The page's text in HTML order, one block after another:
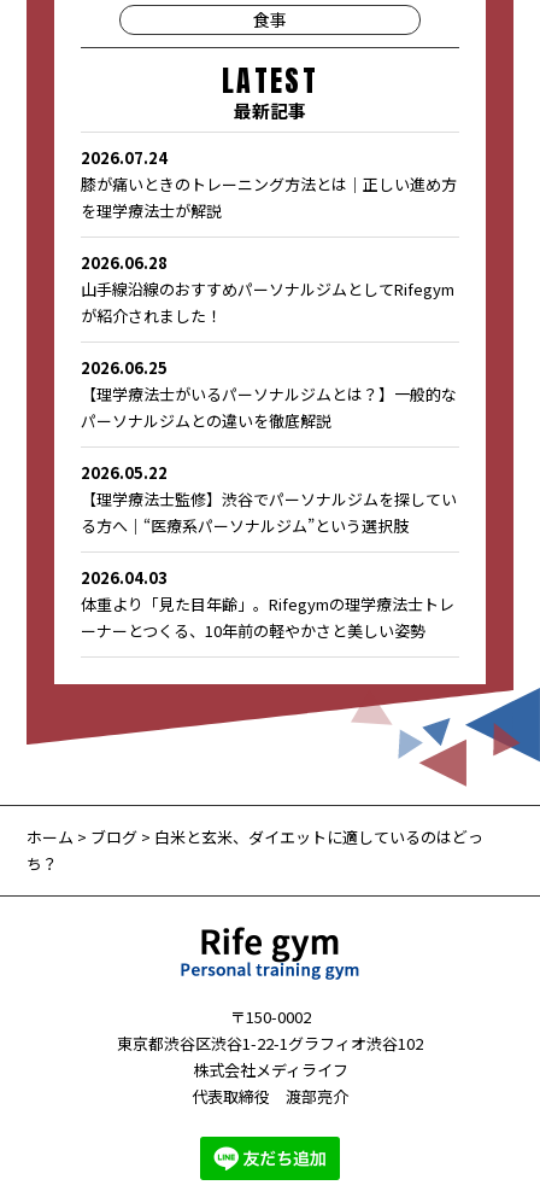
食事
LATEST
最新記事
2026.07.24
膝が痛いときのトレーニング方法とは｜正しい進め方
を理学療法士が解説
2026.06.28
山手線沿線のおすすめパーソナルジムとしてRifegym
が紹介されました！
2026.06.25
【理学療法士がいるパーソナルジムとは？】一般的な
パーソナルジムとの違いを徹底解説
2026.05.22
【理学療法士監修】渋谷でパーソナルジムを探してい
る方へ｜“医療系パーソナルジム”という選択肢
2026.04.03
体重より「見た目年齢」。Rifegymの理学療法士トレ
ーナーとつくる、10年前の軽やかさと美しい姿勢
ホーム > ブログ > 白米と玄米、ダイエットに適しているのはどっ
ち？
〒150-0002
東京都渋谷区渋谷1-22-1グラフィオ渋谷102
株式会社メディライフ
代表取締役 渡部亮介